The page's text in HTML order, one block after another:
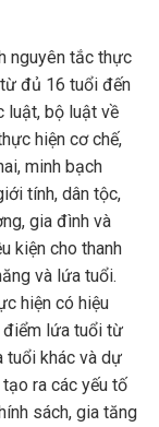
nguyên tắc thực
đủ 16 tuổi đến
luật, bộ luật về
hiện cơ chế,
minh bạch
tính, dân tộc,
gia đình và
kiện cho thanh
và lứa tuổi.
hiện có hiệu
điểm lứa tuổi từ
khác và dự
ra các yếu tố
sách, gia tăng